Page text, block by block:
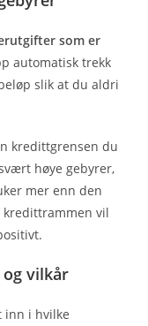
som er
automatisk trekk
slik at du aldri
kredittgrensen du
høye gebyrer,
mer enn den
kredittrammen vil
vilkår
inn i hvilke